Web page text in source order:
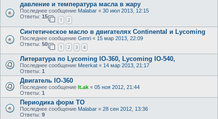
давление и температура масла в жару
Последнее сообщение Malabar « 30 июл 2013, 12:15
Ответы: 15
1 2
Синтетическое масло в двигателях Continental и Lycoming
Последнее сообщение Genri « 15 мар 2013, 22:09
Ответы: 50
1 2 3 4
Литература по Lycoming IO-360, Lycoming IO-540,
Последнее сообщение Meerkat « 14 мар 2013, 21:17
Ответы: 1
Двигатель IO-360
Последнее сообщение lt.ak « 05 ноя 2012, 21:44
Ответы: 1
Периодика форм ТО
Последнее сообщение Malabar « 28 сен 2012, 13:36
Ответы: 9